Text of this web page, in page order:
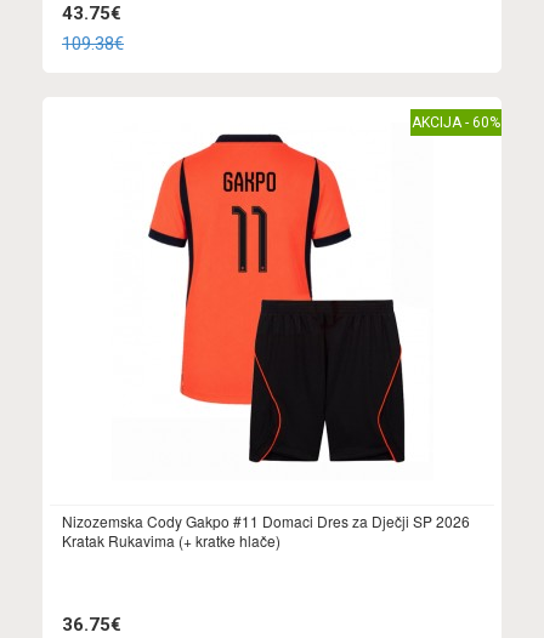
43.75€
109.38€
AKCIJA - 60%
Nizozemska Cody Gakpo #11 Domaci Dres za Dječji SP 2026
Kratak Rukavima (+ kratke hlače)
36.75€